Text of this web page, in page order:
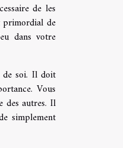
de les
primordial de
dans votre
de soi. Il doit
Vous
des autres. Il
simplement